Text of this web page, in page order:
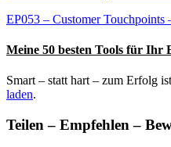
EP053 – Customer
Meine 50 besten Tools für Ihr
Smart – statt hart – zum Erfolg
laden.
Teilen – Empfehlen –